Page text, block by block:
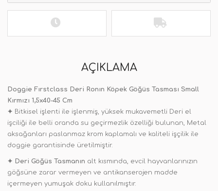
AÇIKLAMA
Doggie Fırstclass Deri Ronın Köpek Göğüs Tasması Small
Kırmızı 1,5x40-45 Cm
✦ Bitkisel işlenti ile işlenmiş, yüksek mukavemetli Deri el
işciliği ile belli oranda su geçirmezlik özelliği bulunan, Metal
aksağanları paslanmaz krom kaplamalı ve kaliteli işçilik ile
doggie garantisinde üretilmiştir.
✦ Deri Göğüs Tasmanın alt kısmında, evcil hayvanlarınızın
göğsüne zarar vermeyen ve antikanserojen madde
içermeyen yumuşak doku kullanılmıştır.